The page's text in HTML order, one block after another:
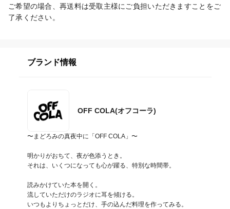
ご希望の場合、再送料は受取主様にご負担いただきますことをご
了承ください。
ブランド情報
OFF COLA(オフコーラ)
〜まどろみの真夜中に「OFF COLA」〜
明かりがおちて、夜が色添うとき。
それは、いくつになっても心が躍る、特別な時間帯。
読みかけていた本を開く。
流していただけのラジオに耳を傾ける。
いつもよりちょっとだけ、手の込んだ料理を作ってみる。